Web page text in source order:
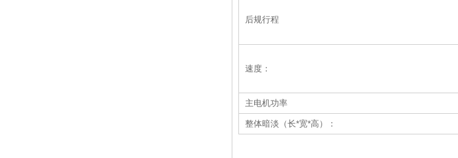
后规行程
速度：
主电机功率
整体暗淡（长*宽*高）：